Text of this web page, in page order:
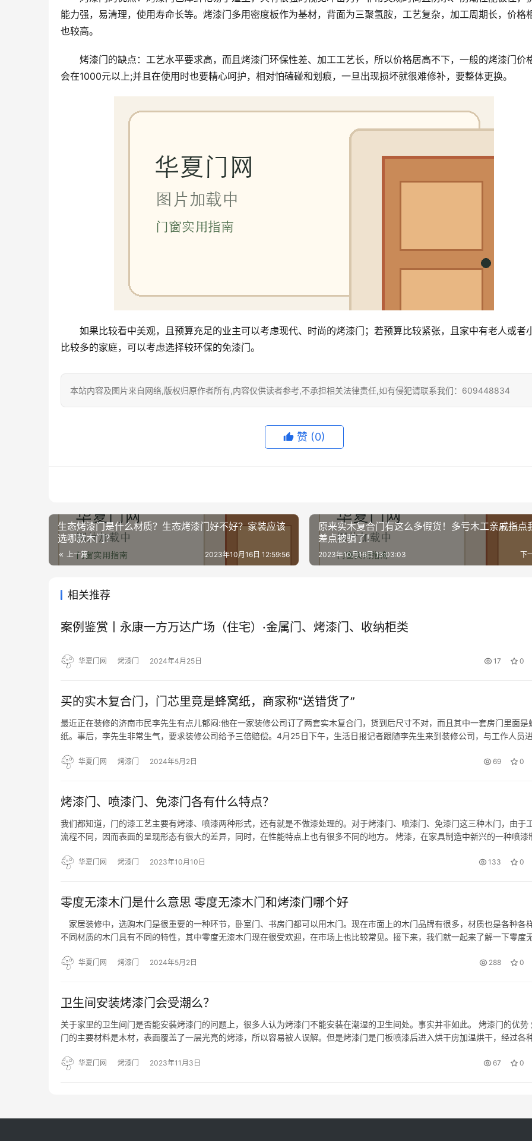
能力强，易清理，使用寿命长等。烤漆门多用密度板作为基材，背面为三聚氢胺，工艺复杂，加工周期长，价格
也较高。
烤漆门的缺点：工艺水平要求高，而且烤漆门环保性差、加工工艺长，所以价格居高不下，一般的烤漆门价
会在1000元以上;并且在使用时也要精心呵护，相对怕磕碰和划痕，一旦出现损坏就很难修补，要整体更换。
如果比较看中美观，且预算充足的业主可以考虑现代、时尚的烤漆门；若预算比较紧张，且家中有老人或者
比较多的家庭，可以考虑选择较环保的免漆门。
本站内容及图片来自网络,版权归原作者所有,内容仅供读者参考,不承担相关法律责任,如有侵犯请联系我们：609448834
赞 (0)
生态烤漆门是什么材质？生态烤漆门好不好？家装应该
选哪款木门？
上一篇 2023年10月16日 12:59:56
原来实木复合门有这么多假货！多亏木工亲戚指点
差点被骗了！
下
2023年10月16日 13:03:03
相关推荐
案例鉴赏丨永康一方万达广场（住宅）·金属门、烤漆门、收纳柜类
华夏门网 烤漆门 2024年4月25日 17 0
买的实木复合门，门芯里竟是蜂窝纸，商家称“送错货了”
最近正在装修的济南市民李先生有点儿郁闷:他在一家装修公司订了两套实木复合门，货到后尺寸不对，而且其中一套房门里面是
纸。事后，李先生非常生气，要求装修公司给予三倍赔偿。4月25日下午，生活日报记者跟随李先生来到装修公司，与工作人员
的… 华夏门网 烤漆门 2024年5月2日 69 0
烤漆门、喷漆门、免漆门各有什么特点？
我们都知道，门的漆工艺主要有烤漆、喷漆两种形式，还有就是不做漆处理的。对于烤漆门、喷漆门、免漆门这三种木门，由于
流程不同，因而表面的呈现形态有很大的差异，同时，在性能特点上也有很多不同的地方。 烤漆，在家具制造中新兴的一种喷漆
遍面漆，每…
华夏门网 烤漆门 2023年10月10日 133 0
零度无漆木门是什么意思 零度无漆木门和烤漆门哪个好
家居装修中，选购木门是很重要的一种环节，卧室门、书房门都可以用木门。现在市面上的木门品牌有很多，材质也是各种各
不同材质的木门具有不同的特性，其中零度无漆木门现在很受欢迎，在市场上也比较常见。接下来，我们就一起来了解一下零度
无漆木门是…
华夏门网 烤漆门 2024年5月2日 288 0
卫生间安装烤漆门会受潮么？
关于家里的卫生间门是否能安装烤漆门的问题上，很多人认为烤漆门不能安装在潮湿的卫生间处。事实并非如此。 烤漆门的优势
门的主要材料是木材，表面覆盖了一层光亮的烤漆，所以容易被人误解。但是烤漆门是门板喷漆后进入烘干房加温烘干，经过各
的地方…华夏门网 烤漆门 2023年11月3日 67 0